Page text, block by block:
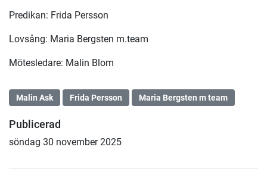
Predikan: Frida Persson
Lovsång: Maria Bergsten m.team
Mötesledare: Malin Blom
Malin Ask Frida Persson Maria Bergsten m team
Publicerad
söndag 30 november 2025